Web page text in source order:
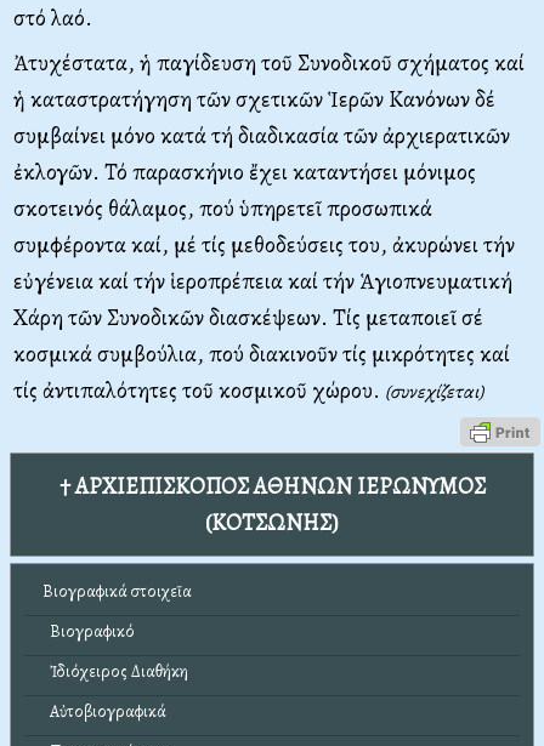
στό λαό.
Ἀτυχέστατα, ἡ παγίδευση τοῦ Συνοδικοῦ σχήματος καί
ἡ καταστρατήγηση τῶν σχετικῶν Ἱερῶν Κανόνων δέ
συμβαίνει μόνο κατά τή διαδικασία τῶν ἀρχιερατικῶν
ἐκλογῶν. Τό παρασκήνιο ἔχει καταντήσει μόνιμος
σκοτεινός θάλαμος, πού ὑπηρετεῖ προσωπικά
συμφέροντα καί, μέ τίς μεθοδεύσεις του, ἀκυρώνει τήν
εὐγένεια καί τήν ἱεροπρέπεια καί τήν Ἁγιοπνευματική
Χάρη τῶν Συνοδικῶν διασκέψεων. Τίς μεταποιεῖ σέ
κοσμικά συμβούλια, πού διακινοῦν τίς μικρότητες καί
τίς ἀντιπαλότητες τοῦ κοσμικοῦ χώρου. (συνεχίζεται)
† ΑΡΧΙΕΠΙΣΚΟΠΟΣ ΑΘΗΝΩΝ ΙΕΡΩΝΥΜΟΣ
(ΚΟΤΣΩΝΗΣ)
Βιογραφικά στοιχεῖα
Βιογραφικό
Ἰδιόχειρος Διαθήκη
Αὐτοβιογραφικά